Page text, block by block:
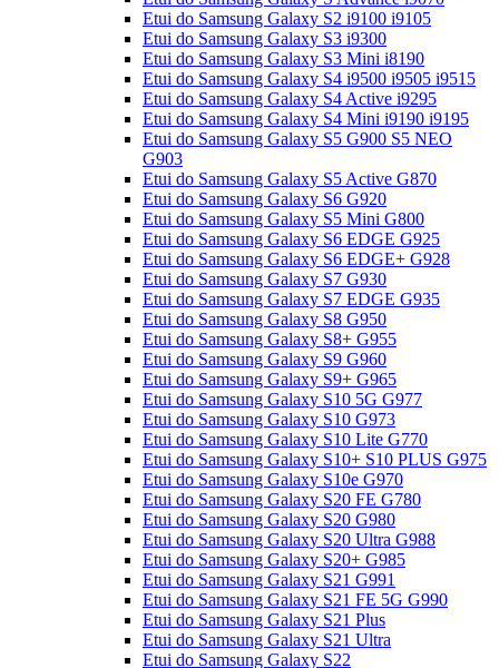
Etui do Samsung Galaxy S2 i9100 i9105
Etui do Samsung Galaxy S3 i9300
Etui do Samsung Galaxy S3 Mini i8190
Etui do Samsung Galaxy S4 i9500 i9505 i9515
Etui do Samsung Galaxy S4 Active i9295
Etui do Samsung Galaxy S4 Mini i9190 i9195
Etui do Samsung Galaxy S5 G900 S5 NEO
G903
Etui do Samsung Galaxy S5 Active G870
Etui do Samsung Galaxy S6 G920
Etui do Samsung Galaxy S5 Mini G800
Etui do Samsung Galaxy S6 EDGE G925
Etui do Samsung Galaxy S6 EDGE+ G928
Etui do Samsung Galaxy S7 G930
Etui do Samsung Galaxy S7 EDGE G935
Etui do Samsung Galaxy S8 G950
Etui do Samsung Galaxy S8+ G955
Etui do Samsung Galaxy S9 G960
Etui do Samsung Galaxy S9+ G965
Etui do Samsung Galaxy S10 5G G977
Etui do Samsung Galaxy S10 G973
Etui do Samsung Galaxy S10 Lite G770
Etui do Samsung Galaxy S10+ S10 PLUS G975
Etui do Samsung Galaxy S10e G970
Etui do Samsung Galaxy S20 FE G780
Etui do Samsung Galaxy S20 G980
Etui do Samsung Galaxy S20 Ultra G988
Etui do Samsung Galaxy S20+ G985
Etui do Samsung Galaxy S21 G991
Etui do Samsung Galaxy S21 FE 5G G990
Etui do Samsung Galaxy S21 Plus
Etui do Samsung Galaxy S21 Ultra
Etui do Samsung Galaxy S22